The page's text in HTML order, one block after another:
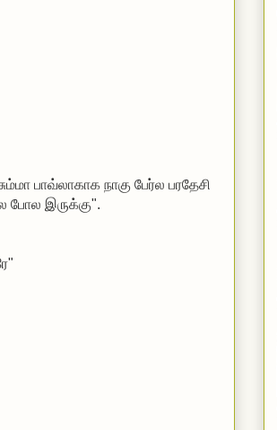
பாவ்லாகாக நாகு பேர்ல பரதேசி
போல இருக்கு".